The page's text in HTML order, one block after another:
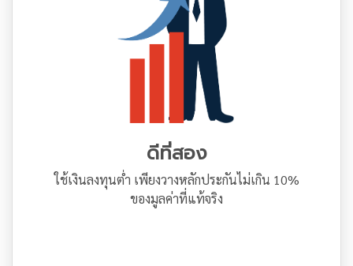
ดีที่สอง
ใช้เงินลงทุนต่ำ เพียงวางหลักประกันไม่เกิน 10%
ของมูลค่าที่แท้จริง